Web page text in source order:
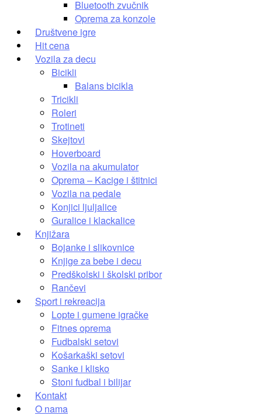
Bluetooth zvučnik
Oprema za konzole
Društvene igre
Hit cena
Vozila za decu
Bicikli
Balans bicikla
Tricikli
Roleri
Trotineti
Skejtovi
Hoverboard
Vozila na akumulator
Oprema – Kacige i štitnici
Vozila na pedale
Konjici ljuljalice
Guralice i klackalice
Knjižara
Bojanke i slikovnice
Knjige za bebe i decu
Predškolski i školski pribor
Rančevi
Sport i rekreacija
Lopte i gumene igračke
Fitnes oprema
Fudbalski setovi
Košarkaški setovi
Sanke i klisko
Stoni fudbal i bilijar
Kontakt
O nama